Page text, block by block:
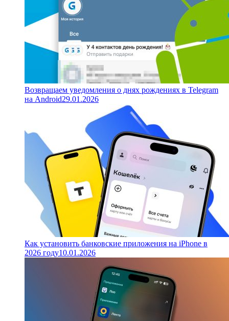
Возвращаем уведомления о днях рождениях в Telegram
на Android29.01.2026
Как установить банковские приложения на iPhone в
2026 году10.01.2026